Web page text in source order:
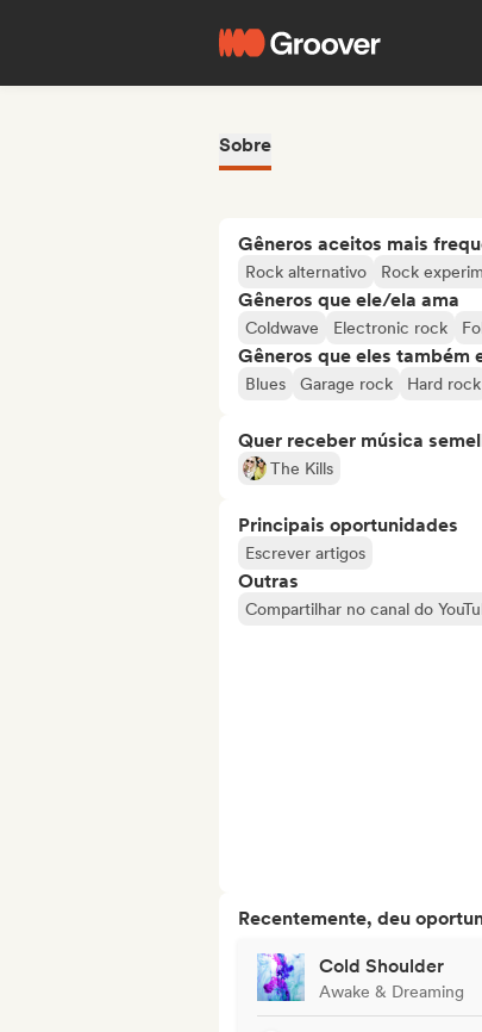
Sobre
Gêneros aceitos mais
Rock alternativo Rock
Gêneros que ele/ela ama
Coldwave Electronic rock
Gêneros que eles também
Blues Garage rock Hard rock
Quer receber música
The Kills
Principais oportunidades
Escrever artigos
Outras
Compartilhar no canal do
Recentemente, deu
Cold Shoulder
Awake & Dreaming